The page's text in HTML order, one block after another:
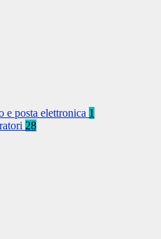
e posta elettronica 1
28